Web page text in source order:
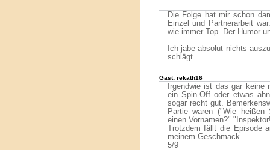
Die Folge hat mir schon
Einzel und Partnerarbeit
wie immer Top. Der Humor
Ich jabe absolut nichts
schlägt.
Gast: rekath16
Irgendwie ist das gar
ein Spin-Off oder etwas
sogar recht gut.
Partie waren ("Wie
einen Vornamen?"
Trotzdem fällt die Episode
meinem Geschmack.
5/9